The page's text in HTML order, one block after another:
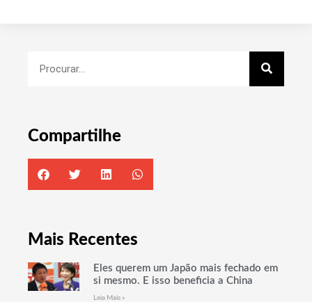
Compartilhe
Mais Recentes
Eles querem um Japão mais fechado em
si mesmo. E isso beneficia a China
Leia Mais »